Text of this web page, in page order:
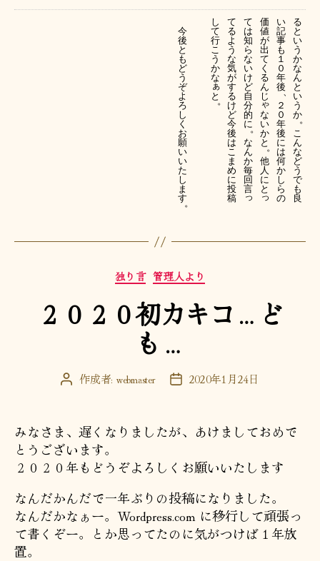
る
と
い
う
か
な
ん
と
い
う
か。
こ
ん
な
ど
う
で
も
良
い
記
事
も
１
０
年
後、
２
０
年
後
に
は
何
か
し
ら
の
価
値
が
出
て
く
る
ん
じ
ゃ
な
い
か
と。
他
人
に
と
っ
て
は
知
ら
な
い
け
ど
自
分
的
に。
な
ん
か
毎
回
言
っ
て
る
よ
う
な
気
が
す
る
け
ど
今
後
は
こ
ま
め
に
投
稿
し
て
行
こ
う
か
な
ぁ
と。
今
後
と
も
ど
う
ぞ
よ
ろ
し
く
お
願
い
い
た
し
ま
す。
カ
テ
ゴ
リ
独り言 管理人より
２０２０初カキコ…ど
も…
投 作成者: webmaster
投 2020年1月24日
みなさま、遅くなりましたが、あけましておめで
とうございます。
２０２０年もどうぞよろしくお願いいたします
なんだかんだで一年ぶりの投稿になりました。
なんだかなぁー。Wordpress.com に移行して頑張っ
て書くぞー。とか思ってたのに気がつけば１年放
置。